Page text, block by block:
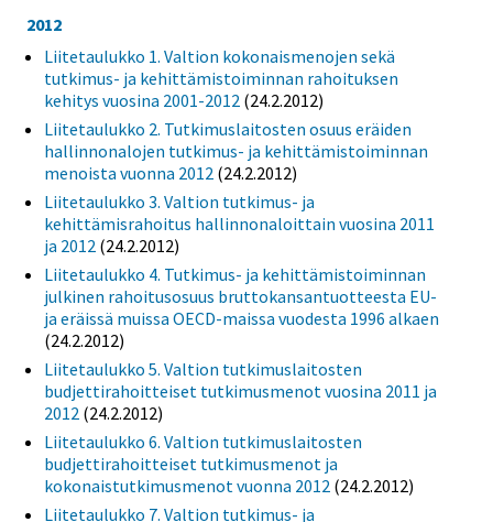
2012
Liitetaulukko 1. Valtion kokonaismenojen sekä
tutkimus- ja kehittämistoiminnan rahoituksen
kehitys vuosina 2001-2012 (24.2.2012)
Liitetaulukko 2. Tutkimuslaitosten osuus eräiden
hallinnonalojen tutkimus- ja kehittämistoiminnan
menoista vuonna 2012 (24.2.2012)
Liitetaulukko 3. Valtion tutkimus- ja
kehittämisrahoitus hallinnonaloittain vuosina 2011
ja 2012 (24.2.2012)
Liitetaulukko 4. Tutkimus- ja kehittämistoiminnan
julkinen rahoitusosuus bruttokansantuotteesta EU-
ja eräissä muissa OECD-maissa vuodesta 1996 alkaen
(24.2.2012)
Liitetaulukko 5. Valtion tutkimuslaitosten
budjettirahoitteiset tutkimusmenot vuosina 2011 ja
2012 (24.2.2012)
Liitetaulukko 6. Valtion tutkimuslaitosten
budjettirahoitteiset tutkimusmenot ja
kokonaistutkimusmenot vuonna 2012 (24.2.2012)
Liitetaulukko 7. Valtion tutkimus- ja